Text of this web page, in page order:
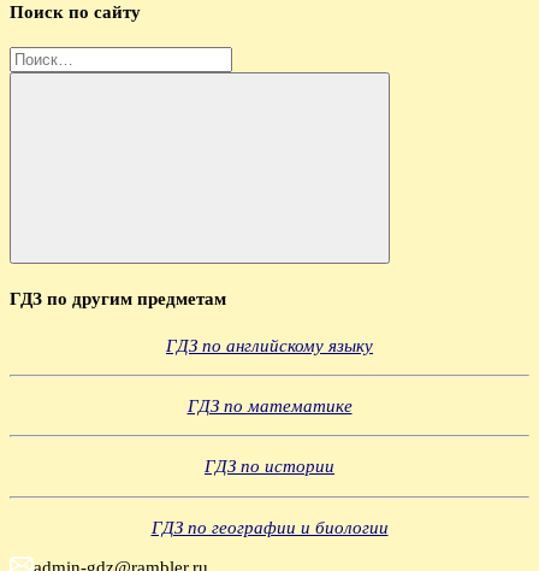
Поиск по сайту
Найти:
Поиск
ГДЗ по другим предметам
ГДЗ по английскому языку
ГДЗ по математике
ГДЗ по истории
ГДЗ по географии и биологии
admin-gdz@rambler.ru